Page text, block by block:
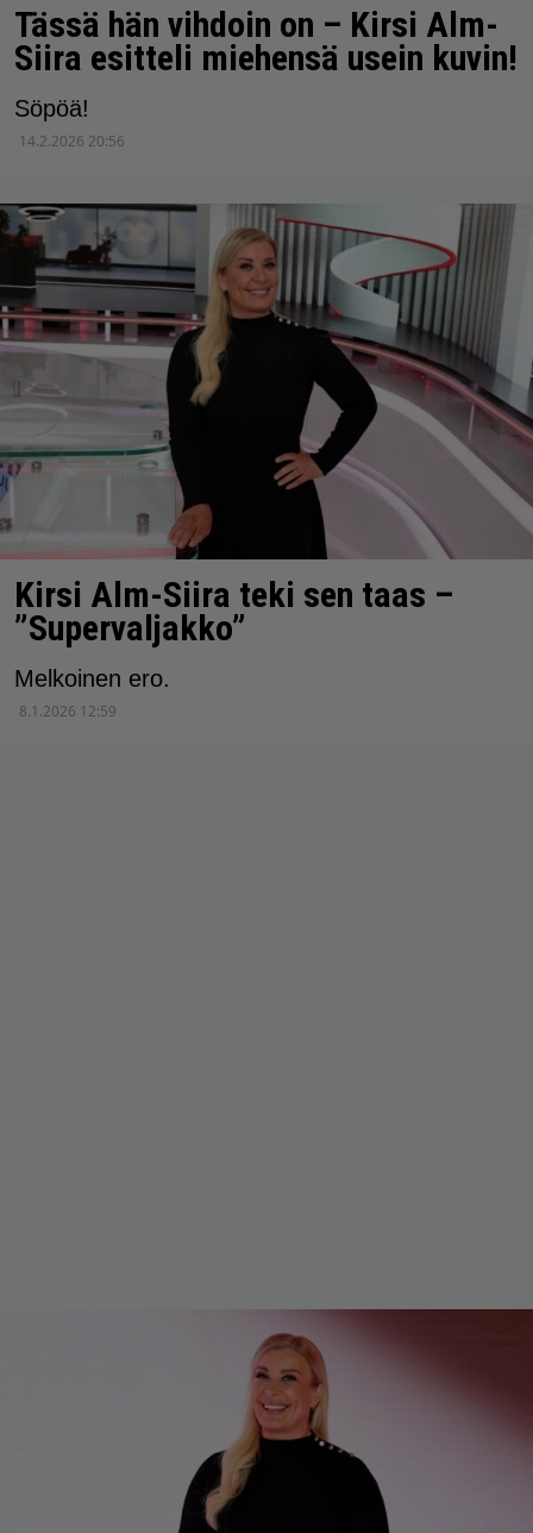
Tässä hän vihdoin on – Kirsi Alm-
Siira esitteli miehensä usein kuvin!
Söpöä!
14.2.2026 20:56
Kirsi Alm-Siira teki sen taas –
”Supervaljakko”
Melkoinen ero.
8.1.2026 12:59